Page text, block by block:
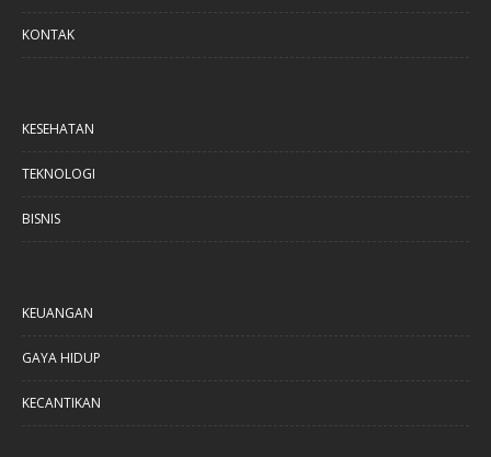
KONTAK
KESEHATAN
TEKNOLOGI
BISNIS
KEUANGAN
GAYA HIDUP
KECANTIKAN